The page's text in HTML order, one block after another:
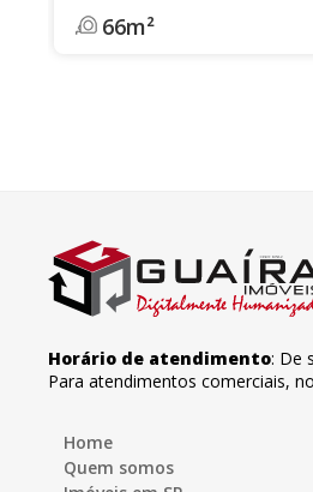
66m²
Horário de atendimento: De
Para atendimentos comerciais,
Home
Quem somos